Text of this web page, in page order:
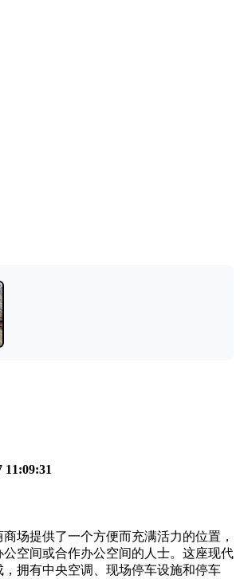
11:09:31
场提供了一个方便而充满活力的位置，
空间或合作办公空间的人士。这座现代
，拥有中央空调、现场停车设施和停车